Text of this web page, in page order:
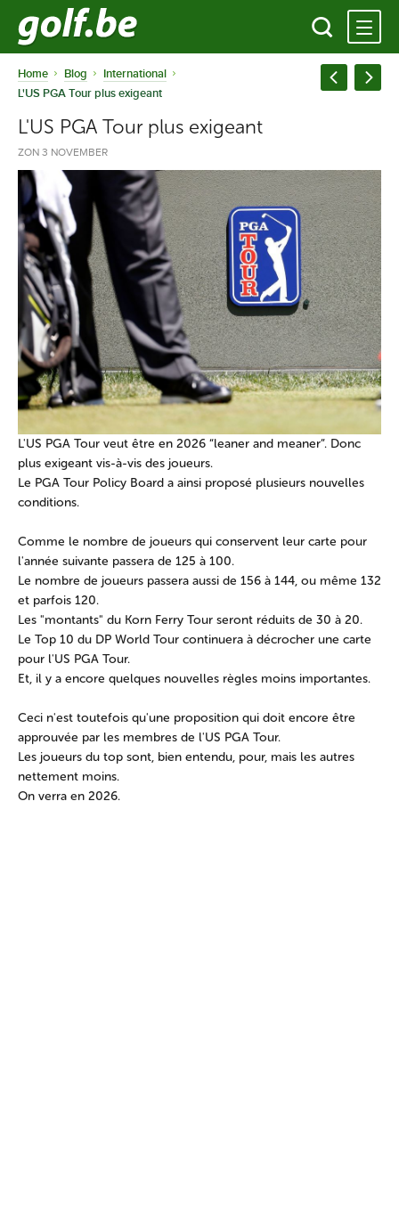
Home Blog
International
L'US PGA Tour plus exigeant
L'US PGA Tour plus exigeant
ZON 3 NOVEMBER
L'US PGA Tour veut être en 2026 “leaner and meaner”. Donc
plus exigeant vis-à-vis des joueurs.
Le PGA Tour Policy Board a ainsi proposé plusieurs nouvelles
conditions.
Comme le nombre de joueurs qui conservent leur carte pour
l'année suivante passera de 125 à 100.
Le nombre de joueurs passera aussi de 156 à 144, ou même 132
et parfois 120.
Les "montants" du Korn Ferry Tour seront réduits de 30 à 20.
Le Top 10 du DP World Tour continuera à décrocher une carte
pour l'US PGA Tour.
Et, il y a encore quelques nouvelles règles moins importantes.
Ceci n'est toutefois qu'une proposition qui doit encore être
approuvée par les membres de l'US PGA Tour.
Les joueurs du top sont, bien entendu, pour, mais les autres
nettement moins.
On verra en 2026.